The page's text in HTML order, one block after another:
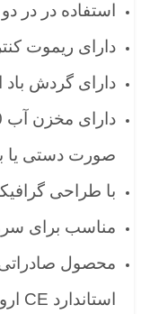
استفاده در در
دارای ریموت
دارای گردش باد
صورت دستی یا
با طراحی
مناسب برای
محصول صادراتی
استاندارد CE اروپا